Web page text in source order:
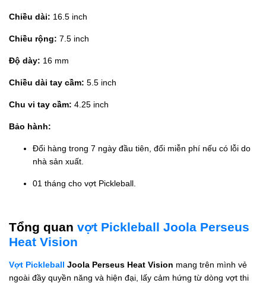
Chiều dài: 16.5 inch
Chiều rộng: 7.5 inch
Độ dày: 16 mm
Chiều dài tay cầm: 5.5 inch
Chu vi tay cầm: 4.25 inch
Bảo hành:
Đổi hàng trong 7 ngày đầu tiên, đổi miễn phí nếu có lỗi do
nhà sản xuất.
01 tháng cho vợt Pickleball.
Tổng quan vợt Pickleball Joola Perseus
Heat Vision
Vợt Pickleball Joola Perseus Heat Vision mang trên mình vẻ
ngoài đầy quyền năng và hiện đại, lấy cảm hứng từ dòng vợt thi